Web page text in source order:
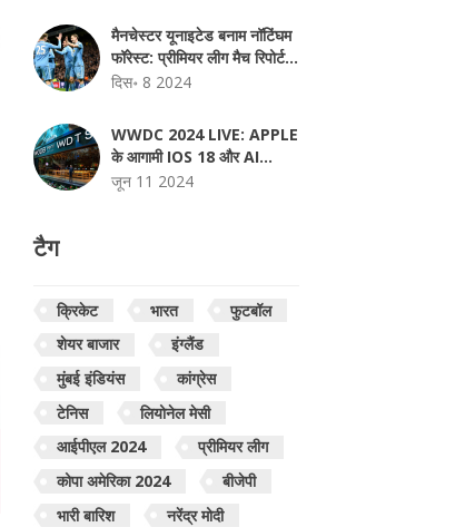
मैनचेस्टर यूनाइटेड बनाम नॉटिंघम
फॉरेस्ट: प्रीमियर लीग मैच रिपोर्ट
और अपडेट
दिस॰ 8 2024
WWDC 2024 LIVE: APPLE
के आगामी IOS 18 और AI
अपडेट की बड़ी घोषणाएं
जून 11 2024
टैग
क्रिकेट भारत
फुटबॉल
शेयर बाजार
इंग्लैंड
मुंबई इंडियंस
कांग्रेस
टेनिस
लियोनेल मेसी
आईपीएल 2024
प्रीमियर लीग
कोपा अमेरिका 2024
बीजेपी
भारी बारिश
नरेंद्र मोदी